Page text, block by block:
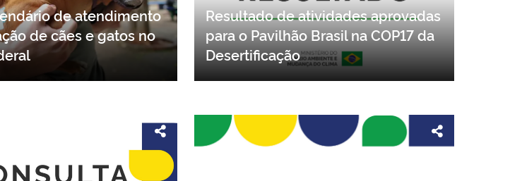
de atendimento
de cães e gatos no
Resultado de atividades aprovadas
para o Pavilhão Brasil na COP17 da